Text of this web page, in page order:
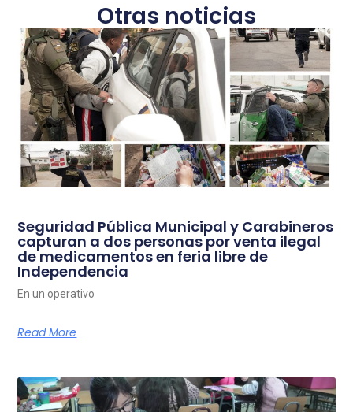
Otras noticias
Seguridad Pública Municipal y Carabineros
capturan a dos personas por venta ilegal
de medicamentos en feria libre de
Independencia
En un operativo
Read More